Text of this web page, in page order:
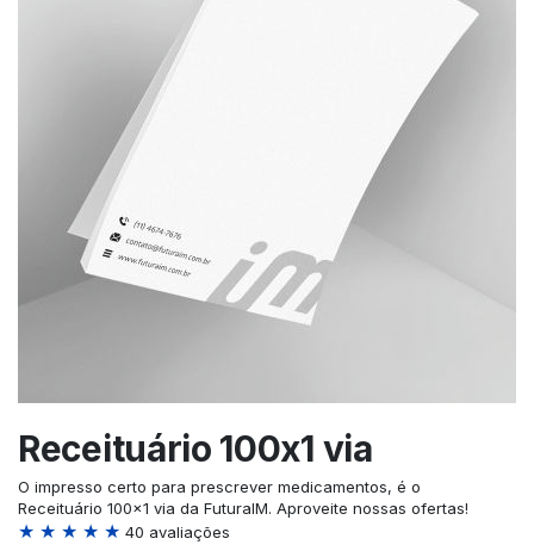
Receituário 100x1 via
O impresso certo para prescrever medicamentos, é o
Receituário 100x1 via da FuturaIM. Aproveite nossas ofertas!
★ ★ ★ ★ ★ 40 avaliações